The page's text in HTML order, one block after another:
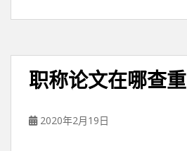
职称论文在哪查重
2020年2月19日